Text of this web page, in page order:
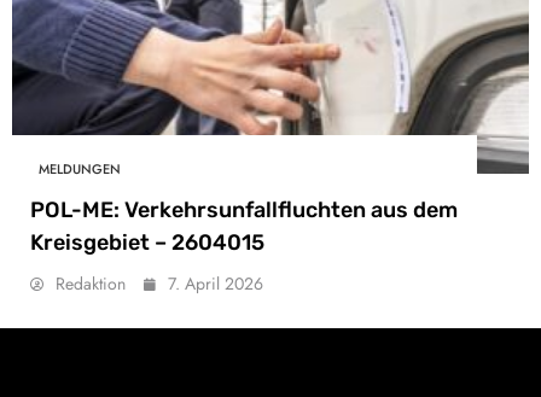
MELDUNGEN
POL-ME: Verkehrsunfallfluchten aus dem
Kreisgebiet – 2604015
Redaktion 7. April 2026